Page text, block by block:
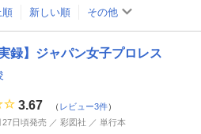
順 新しい順 その他
実録】ジャパン女子プロレス
3.67 （ レビュー3件）
27日頃発売 ／ 彩図社 ／ 単行本